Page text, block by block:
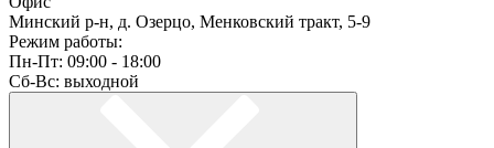
Минский р-н, д. Озерцо, Менковский тракт, 5-9
Режим работы:
Пн-Пт: 09:00 - 18:00
Сб-Вс: выходной